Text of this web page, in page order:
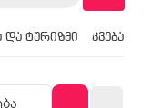
და ტურიზმი კვება